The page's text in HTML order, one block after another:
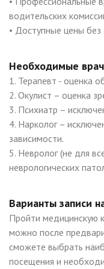
водительских
• Доступные цены
Необходимые
1. Терапевт - оценка
2. Окулист – оценка
3. Психиатр –
4. Нарколог –
зависимости.
5. Невролог (не для
неврологических
Варианты записи
Пройти медицинскую
можно после
сможете выбрать
посещения и